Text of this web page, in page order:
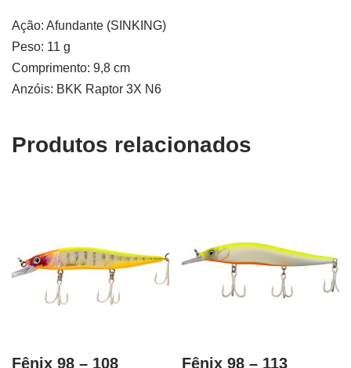
Ação: Afundante (SINKING)
Peso: 11 g
Comprimento: 9,8 cm
Anzóis: BKK Raptor 3X N6
Produtos relacionados
Fênix 98 – 108 Fênix 98 – 113